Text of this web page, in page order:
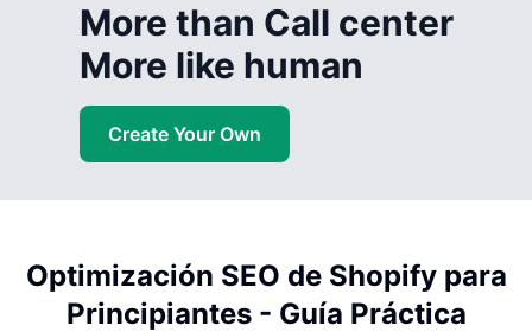
More than Call center
More like human
Create Your Own
Optimización SEO de Shopify para
Principiantes - Guía Práctica